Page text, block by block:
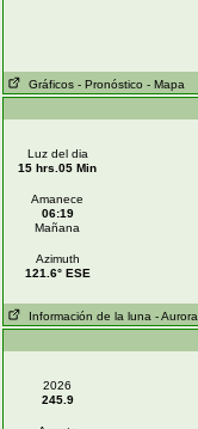
Gráficos - Pronóstico - Mapa
Luz del dia
15 hrs.05 Min
Amanece
06:19
Mañana
Azimuth
121.6° ESE
Información de la luna - Aurora
2026
245.9